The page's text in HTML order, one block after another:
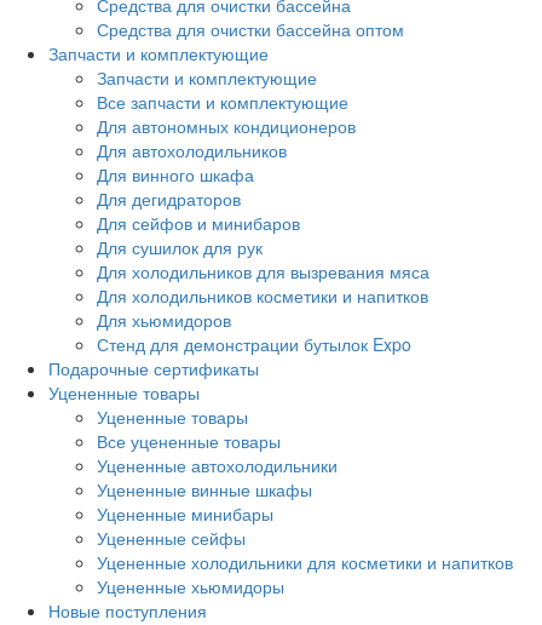
Средства для очистки бассейна
Средства для очистки бассейна оптом
Запчасти и комплектующие
Запчасти и комплектующие
Все запчасти и комплектующие
Для автономных кондиционеров
Для автохолодильников
Для винного шкафа
Для дегидраторов
Для сейфов и минибаров
Для сушилок для рук
Для холодильников для вызревания мяса
Для холодильников косметики и напитков
Для хьюмидоров
Стенд для демонстрации бутылок Expo
Подарочные сертификаты
Уцененные товары
Уцененные товары
Все уцененные товары
Уцененные автохолодильники
Уцененные винные шкафы
Уцененные минибары
Уцененные сейфы
Уцененные холодильники для косметики и напитков
Уцененные хьюмидоры
Новые поступления